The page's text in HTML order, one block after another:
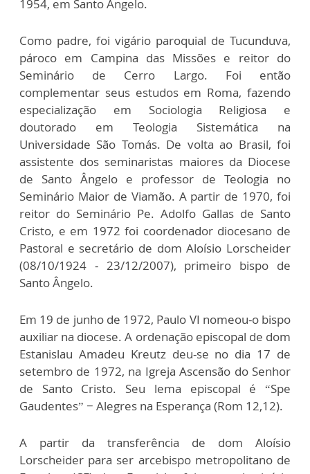
1954, em Santo Ângelo.
Como padre, foi vigário paroquial de Tucunduva,
pároco em Campina das Missões e reitor do
Seminário de Cerro Largo. Foi então
complementar seus estudos em Roma, fazendo
especialização em Sociologia Religiosa e
doutorado em Teologia Sistemática na
Universidade São Tomás. De volta ao Brasil, foi
assistente dos seminaristas maiores da Diocese
de Santo Ângelo e professor de Teologia no
Seminário Maior de Viamão. A partir de 1970, foi
reitor do Seminário Pe. Adolfo Gallas de Santo
Cristo, e em 1972 foi coordenador diocesano de
Pastoral e secretário de dom Aloísio Lorscheider
(08/10/1924 - 23/12/2007), primeiro bispo de
Santo Ângelo.
Em 19 de junho de 1972, Paulo VI nomeou-o bispo
auxiliar na diocese. A ordenação episcopal de dom
Estanislau Amadeu Kreutz deu-se no dia 17 de
setembro de 1972, na Igreja Ascensão do Senhor
de Santo Cristo. Seu lema episcopal é “Spe
Gaudentes” − Alegres na Esperança (Rom 12,12).
A partir da transferência de dom Aloísio
Lorscheider para ser arcebispo metropolitano de